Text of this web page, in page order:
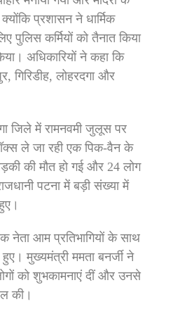
प्रशासन ने धार्मिक
पुलिस कर्मियों को तैनात किया
अधिकारियों ने कहा कि
गिरिडीह, लोहरदगा और
जिले में रामनवमी जुलूस पर
ले जा रही एक पिक-वैन के
की मौत हो गई और 24 लोग
पटना में बड़ी संख्या में
नेता आम प्रतिभागियों के साथ
मुख्यमंत्री ममता बनर्जी ने
को शुभकामनाएं दीं और उनसे
की।